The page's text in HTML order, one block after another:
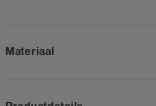
Materiaal